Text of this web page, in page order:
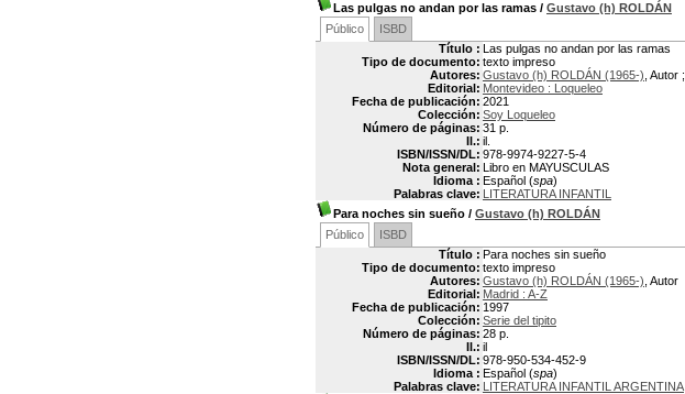
Las pulgas no andan por las ramas / Gustavo (h) ROLDÁN
Público
ISBD
Título : Las pulgas no andan por las ramas
Tipo de documento: texto impreso
Autores: Gustavo (h) ROLDÁN (1965-) , Autor ;
Editorial: Montevideo : Loqueleo
Fecha de publicación: 2021
Colección: Soy Loqueleo
Número de páginas: 31 p.
Il.: il.
ISBN/ISSN/DL: 978-9974-9227-5-4
Nota general: Libro en MAYUSCULAS
Idioma : Español (spa)
Palabras clave: LITERATURA INFANTIL
Para noches sin sueño / Gustavo (h) ROLDÁN
Público
ISBD
Título : Para noches sin sueño
Tipo de documento: texto impreso
Autores: Gustavo (h) ROLDÁN (1965-) , Autor
Editorial: Madrid : A-Z
Fecha de publicación: 1997
Colección: Serie del tipito
Número de páginas: 28 p.
Il.: il
ISBN/ISSN/DL: 978-950-534-452-9
Idioma : Español (spa)
Palabras clave: LITERATURA INFANTIL ARGENTINA